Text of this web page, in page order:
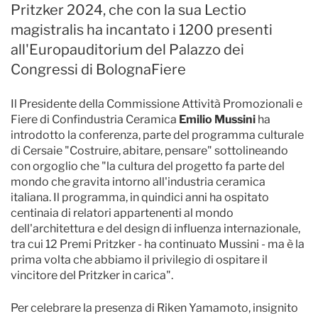
Pritzker 2024, che con la sua Lectio
magistralis ha incantato i 1200 presenti
all'Europauditorium del Palazzo dei
Congressi di BolognaFiere
Il Presidente della Commissione Attività Promozionali e
Fiere di Confindustria Ceramica Emilio Mussini ha
introdotto la conferenza, parte del programma culturale
di Cersaie "Costruire, abitare, pensare" sottolineando
con orgoglio che "la cultura del progetto fa parte del
mondo che gravita intorno all'industria ceramica
italiana. Il programma, in quindici anni ha ospitato
centinaia di relatori appartenenti al mondo
dell'architettura e del design di influenza internazionale,
tra cui 12 Premi Pritzker - ha continuato Mussini - ma è la
prima volta che abbiamo il privilegio di ospitare il
vincitore del Pritzker in carica".
Per celebrare la presenza di Riken Yamamoto, insignito